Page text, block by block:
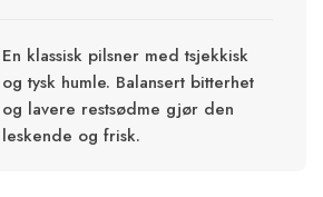
En klassisk pilsner med tsjekkisk
og tysk humle. Balansert bitterhet
og lavere restsødme gjør den
leskende og frisk.